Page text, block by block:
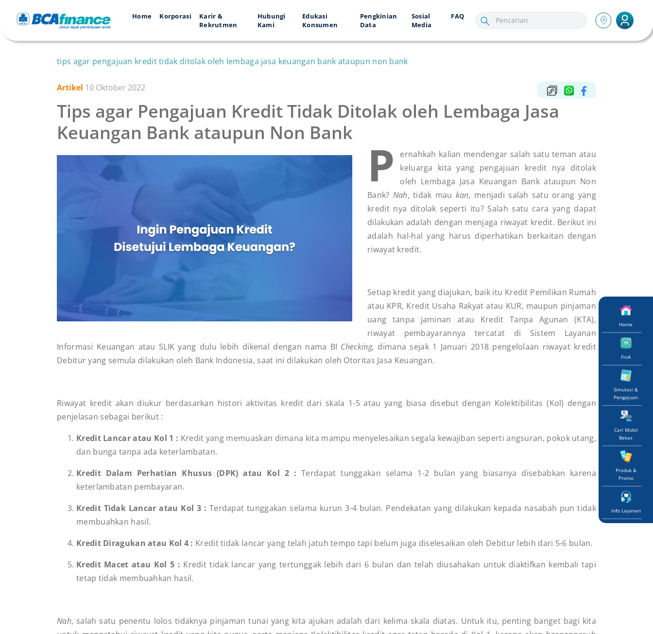
Home Korporasi
Karir &
Rekrutmen
Hubungi
Kami
Edukasi
Konsumen
Pengkinian
Data
Sosial
Media
FAQ
Home
FinA
Simulasi &
Pengajuan
Cari Mobil
Bekas
Produk &
Promo
Info Layanan
tips agar pengajuan kredit tidak ditolak oleh lembaga jasa keuangan bank ataupun non bank
Artikel 10 Oktober 2022
Tips agar Pengajuan Kredit Tidak Ditolak oleh Lembaga Jasa
Keuangan Bank ataupun Non Bank
P
ernahkah kalian mendengar salah satu teman atau
keluarga kita yang pengajuan kredit nya ditolak
oleh Lembaga Jasa Keuangan Bank ataupun Non
Bank? Nah, tidak mau kan, menjadi salah satu orang yang
kredit nya ditolak seperti itu? Salah satu cara yang dapat
dilakukan adalah dengan menjaga riwayat kredit. Berikut ini
adalah hal-hal yang harus diperhatikan berkaitan dengan
riwayat kredit.
Setiap kredit yang diajukan, baik itu Kredit Pemilikan Rumah
atau KPR, Kredit Usaha Rakyat atau KUR, maupun pinjaman
uang tanpa jaminan atau Kredit Tanpa Agunan (KTA),
riwayat pembayarannya tercatat di Sistem Layanan
Informasi Keuangan atau SLIK yang dulu lebih dikenal dengan nama BI Checking, dimana sejak 1 Januari 2018 pengelolaan riwayat kredit
Debitur yang semula dilakukan oleh Bank Indonesia, saat ini dilakukan oleh Otoritas Jasa Keuangan.
Riwayat kredit akan diukur berdasarkan histori aktivitas kredit dari skala 1-5 atau yang biasa disebut dengan Kolektibilitas (Kol) dengan
penjelasan sebagai berikut :
Kredit Lancar atau Kol 1 : Kredit yang memuaskan dimana kita mampu menyelesaikan segala kewajiban seperti angsuran, pokok utang,
dan bunga tanpa ada keterlambatan.
Kredit Dalam Perhatian Khusus (DPK) atau Kol 2 :Terdapat tunggakan selama 1-2 bulan yang biasanya disebabkan karena
keterlambatan pembayaran.
Kredit Tidak Lancar atau Kol 3 : Terdapat tunggakan selama kurun 3-4 bulan. Pendekatan yang dilakukan kepada nasabah pun tidak
membuahkan hasil.
Kredit Diragukan atau Kol 4 : Kredit tidak lancar yang telah jatuh tempo tapi belum juga diselesaikan oleh Debitur lebih dari 5-6 bulan.
Kredit Macet atau Kol 5 : Kredit tidak lancar yang tertunggak lebih dari 6 bulan dan telah diusahakan untuk diaktifkan kembali tapi
tetap tidak membuahkan hasil.
Nah, salah satu penentu lolos tidaknya pinjaman tunai yang kita ajukan adalah dari kelima skala diatas. Untuk itu, penting banget bagi kita